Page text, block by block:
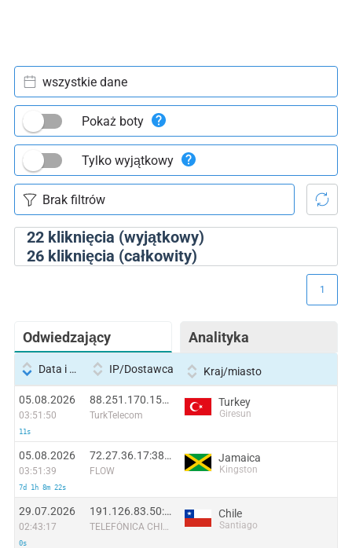
22kliknięcia (wyjątkowy)
26kliknięcia (całkowity)
wszystkie dane
Pokaż boty
Tylko wyjątkowy
Odwiedzający Analityka
1
Data i godzina IP/Dostawca Kraj/miasto
05.08.2026
03:51:50
11s
88.251.170.151:48556
TurkTelecom
Turkey
Giresun
05.08.2026
03:51:39
7d 1h 8m 22s
72.27.36.17:38372
FLOW
Jamaica
Kingston
29.07.2026
02:43:17
0s
191.126.83.50:55630
TELEFÓNICA CHILE S.A.
Chile
Santiago